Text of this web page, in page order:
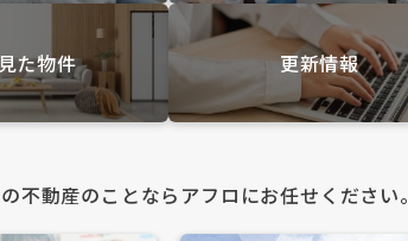
た物件 更新情報
不動産のことならアフロにお任せください。